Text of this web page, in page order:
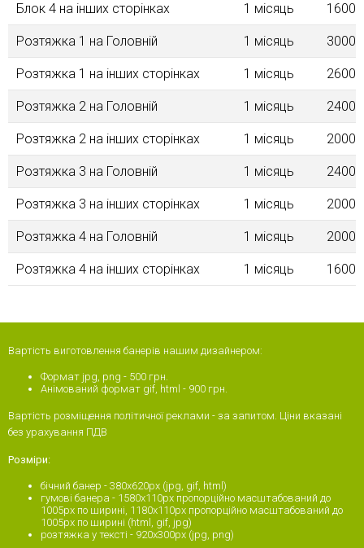
Блок 4 на інших сторінках 1 місяць
Розтяжка 1 на Головній 1 місяць
Розтяжка 1 на інших сторінках 1 місяць
Розтяжка 2 на Головній 1 місяць
Розтяжка 2 на інших сторінках 1 місяць
Розтяжка 3 на Головній 1 місяць
Розтяжка 3 на інших сторінках 1 місяць
Розтяжка 4 на Головній 1 місяць
Розтяжка 4 на інших сторінках 1 місяць
Вартість виготовлення банерів нашим дизайнером:
Формат jpg, png - 500 грн.
Анімований формат gif, html - 900 грн.
Вартість розміщення політичної реклами - за запитом. Ціни вказані
без урахування ПДВ
Розміри:
бічний банер - 380x620px (jpg, gif, html)
гумові банера - 1580х110px пропорційно масштабований до
1005px по ширині, 1180х110px пропорційно масштабований до
1005px по ширині (html, gif, jpg)
розтяжка у тексті - 920х300рх (jpg, png)